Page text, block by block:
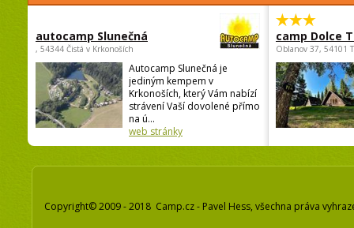
autocamp Slunečná
, 54344 Čistá v Krkonoších
Autocamp Slunečná je
jediným kempem v
Krkonoších, který Vám nabízí
strávení Vaší dovolené přímo
na ú...
web stránky
camp Dolce
Oblanov 37, 54101
Copyright© 2009 - 2018 Camp.cz - Pavel Hess, všechna práva